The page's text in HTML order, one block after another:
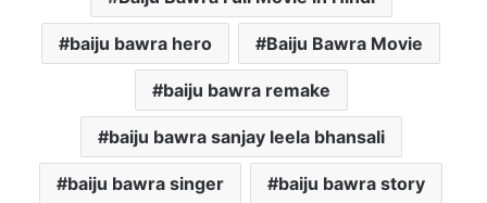
baiju bawra hero Baiju Bawra Movie
baiju bawra remake
baiju bawra sanjay leela bhansali
baiju bawra singer baiju bawra story